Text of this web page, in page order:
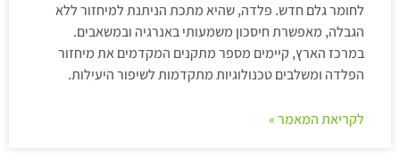
לחומר גלם חדש. פלדה, שהיא מתכת הניתנת למיחזור ללא
הגבלה, מאפשרת חיסכון משמעותי באנרגיה ובמשאבים.
במרכז הארץ, קיימים מספר מתקנים המקדמים את מיחזור
הפלדה ומשלבים טכנולוגיות מתקדמות לשיפור היעילות.
לקריאת המאמר »